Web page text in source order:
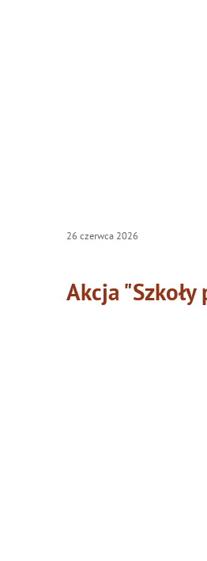
26 czerwca 2026
Akcja